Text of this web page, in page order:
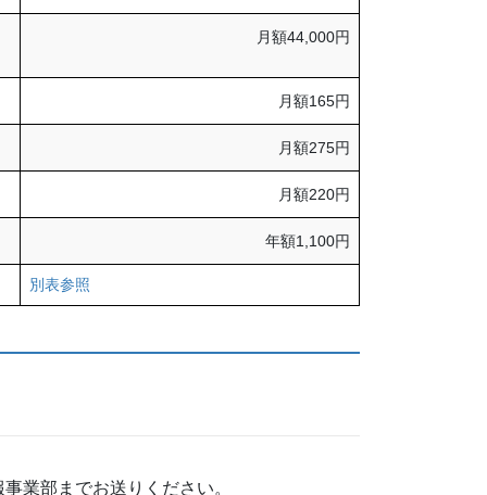
月額44,000円
月額165円
月額275円
月額220円
年額1,100円
別表参照
業部までお送りください。